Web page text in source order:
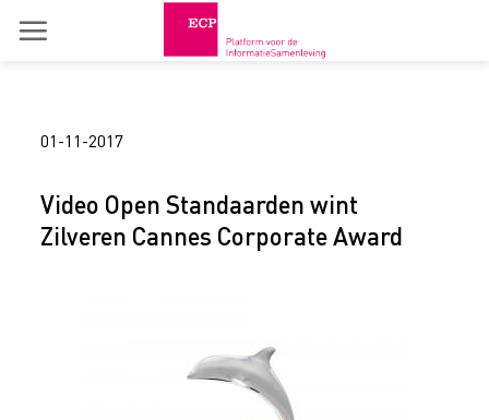
01-11-2017
Video Open Standaarden wint
Zilveren Cannes Corporate Award